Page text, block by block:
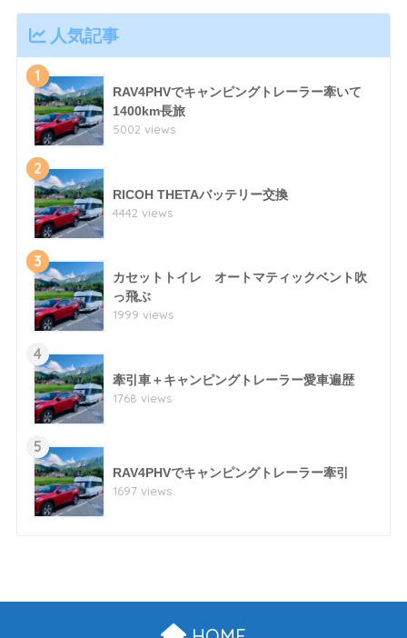
人気記事
1
RAV4PHVでキャンピングトレーラー牽いて
1400km長旅
5002 views
2
RICOH THETAバッテリー交換
4442 views
3
カセットトイレ オートマティックベント吹
っ飛ぶ
1999 views
4
牽引車＋キャンピングトレーラー愛車遍歴
1768 views
5
RAV4PHVでキャンピングトレーラー牽引
1697 views